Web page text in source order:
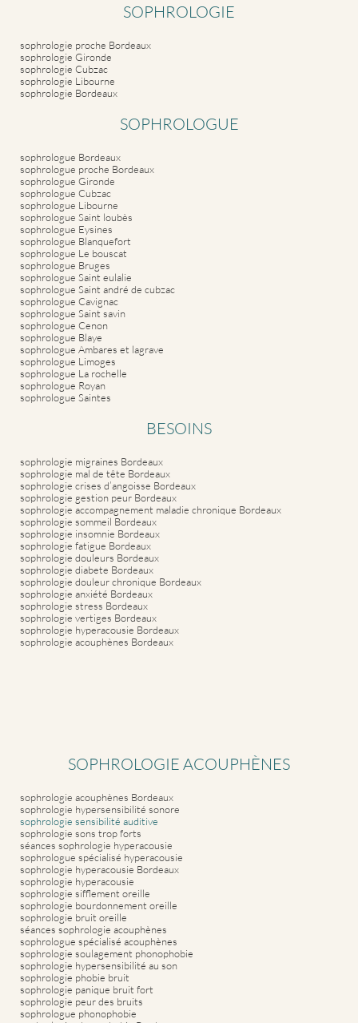
SOPHROLOGIE
sophrologie proche Bordeaux
sophrologie Gironde
sophrologie Cubzac
sophrologie Libourne
sophrologie Bordeaux
SOPHROLOGUE
sophrologue Bordeaux
sophrologue proche Bordeaux
sophrologue Gironde
sophrologue Cubzac
sophrologue Libourne
sophrologue Saint loubès
sophrologue Eysines
sophrologue Blanquefort
sophrologue Le bouscat
sophrologue Bruges
sophrologue Saint eulalie
sophrologue Saint andré de cubzac
sophrologue Cavignac
sophrologue Saint savin
sophrologue Cenon
sophrologue Blaye
sophrologue Ambares et lagrave
sophrologue Limoges
sophrologue La rochelle
sophrologue Royan
sophrologue Saintes
BESOINS
sophrologie migraines Bordeaux
sophrologie mal de tête Bordeaux
sophrologie crises d’angoisse Bordeaux
sophrologie gestion peur Bordeaux
sophrologie accompagnement maladie chronique Bordeaux
sophrologie sommeil Bordeaux
sophrologie insomnie Bordeaux
sophrologie fatigue Bordeaux
sophrologie douleurs Bordeaux
sophrologie diabete Bordeaux
sophrologie douleur chronique Bordeaux
sophrologie anxiété Bordeaux
sophrologie stress Bordeaux
sophrologie vertiges Bordeaux
sophrologie hyperacousie Bordeaux
sophrologie acouphènes Bordeaux
SOPHROLOGIE ACOUPHÈNES
sophrologie acouphènes Bordeaux
sophrologie hypersensibilité sonore
sophrologie sensibilité auditive
sophrologie sons trop forts
séances sophrologie hyperacousie
sophrologue spécialisé hyperacousie
sophrologie hyperacousie Bordeaux
sophrologie hyperacousie
sophrologie sifflement oreille
sophrologie bourdonnement oreille
sophrologie bruit oreille
séances sophrologie acouphènes
sophrologue spécialisé acouphènes
sophrologie soulagement phonophobie
sophrologie hypersensibilité au son
sophrologie phobie bruit
sophrologie panique bruit fort
sophrologie peur des bruits
sophrologue phonophobie